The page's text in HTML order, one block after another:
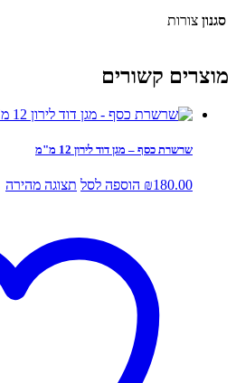
סגנון צורות
מוצרים קשורים
שרשרת כסף – מגן דוד לירון 12 מ"מ
₪180.00 הוספה לסל תצוגה מהירה